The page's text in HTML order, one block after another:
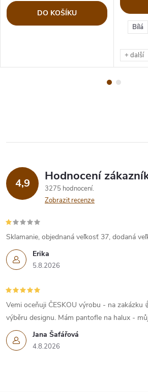
DO KOŠÍKU
Bílá
+ další
4,9 Hodnocení
3275 hodnocení
Zobrazit recenze
Erika
5.8.2026
Sklamanie, objednaná veľkosť 37, dodaná
Jana Šafářová
4.8.2026
Vemi oceňuji ČESKOU výrobu - na zakázku
výběru designu. Mám pantofle na halux -